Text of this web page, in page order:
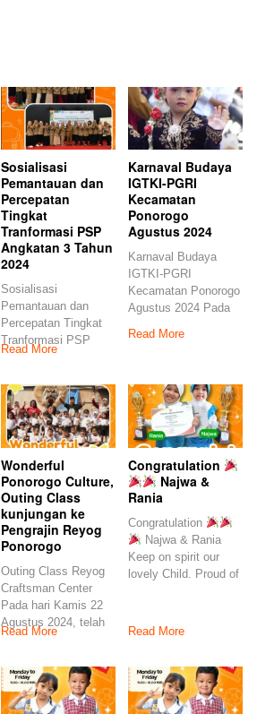
Sosialisasi
Pemantauan dan
Percepatan
Tingkat
Tranformasi PSP
Angkatan 3 Tahun
2024
Sosialisasi
Pemantauan dan
Percepatan Tingkat
Tranformasi PSP
Angkatan 3 Tahun
Read More
Karnaval Budaya
IGTKI-PGRI
Kecamatan
Ponorogo
Agustus 2024
Karnaval Budaya
IGTKI-PGRI
Kecamatan Ponorogo
Agustus 2024 Pada
Agustus 2024, telah
Read More
Wonderful
Ponorogo Culture,
Outing Class
kunjungan ke
Pengrajin Reyog
Ponorogo
Outing Class Reyog
Craftsman Center
Pada hari Kamis 22
Agustus 2024, telah
diadakan outing
Read More
Congratulation
Najwa &
Rania
Congratulation
Najwa & Rania
Keep on spirit our
lovely Child. Proud of
Read More